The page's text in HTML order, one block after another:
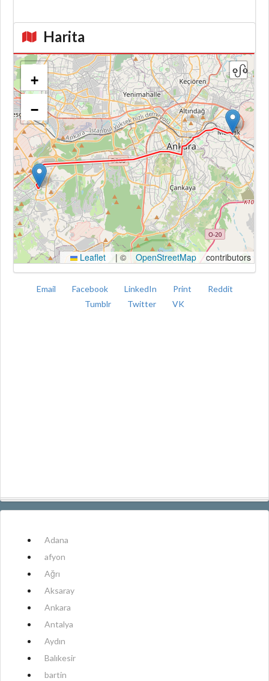
Harita
Kroki
+
−
Leaflet | © OpenStreetMap contributors
Email Facebook LinkedIn Print
Reddit
Tumblr
Twitter VK
Adana
afyon
Ağrı
Aksaray
Ankara
Antalya
Aydın
Balıkesir
bartin